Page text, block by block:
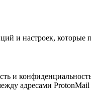
и настроек,
и
адресами